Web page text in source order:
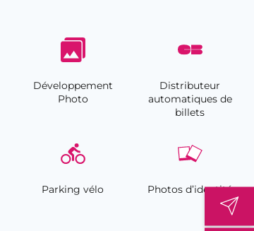
Développement
Photo
Distributeur
automatiques de
billets
Parking vélo Photos d’identité